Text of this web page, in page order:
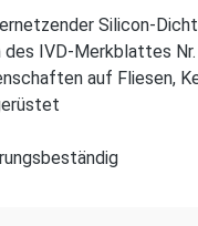
Silicon-
IVD-Merkblattes Nr.
auf Fliesen,